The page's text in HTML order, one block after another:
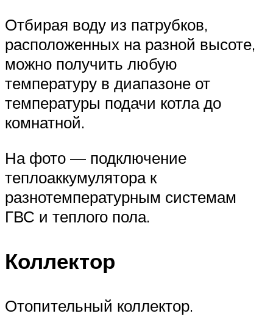
Отбирая воду из патрубков,
расположенных на разной высоте,
можно получить любую
температуру в диапазоне от
температуры подачи котла до
комнатной.
На фото — подключение
теплоаккумулятора к
разнотемпературным системам
ГВС и теплого пола.
Коллектор
Отопительный коллектор.